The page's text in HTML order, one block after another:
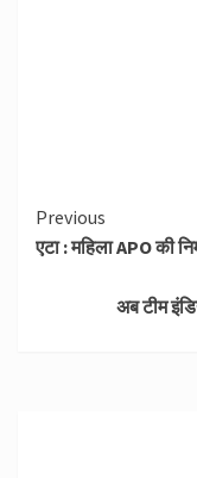
Continue
Reading
Previous
एटा : महिला APO की
अब टीम